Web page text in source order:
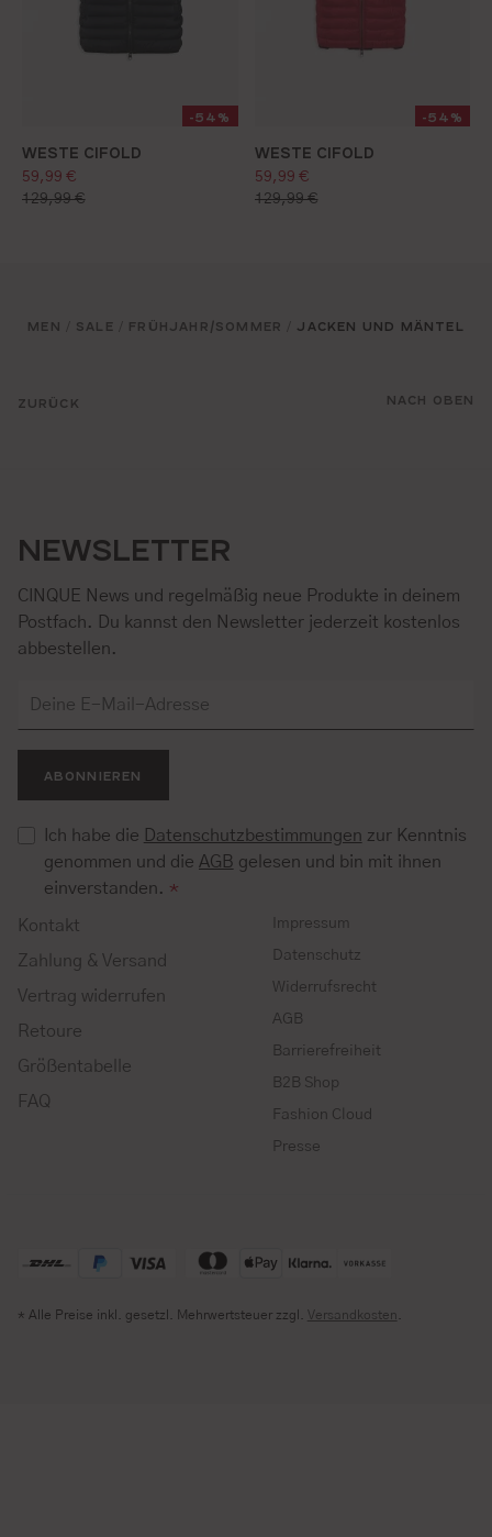
-54%
WESTE CIFOLD
verkaufspreis:
59,99 €
regulärer preis:
129,99 €
-54%
WESTE CIFOLD
verkaufspreis:
59,99 €
regulärer preis:
129,99 €
ZURÜCK
MEN SALE FRÜHJAHR/SOMMER JACKEN UND MÄNTEL
NACH OBEN
NEWSLETTER
CINQUE News und regelmäßig neue Produkte in deinem
Postfach. Du kannst den Newsletter jederzeit kostenlos
abbestellen.
ABONNIEREN
Ich habe die Datenschutzbestimmungen zur Kenntnis
genommen und die AGB gelesen und bin mit ihnen
einverstanden. *
Kontakt
Zahlung & Versand
Vertrag widerrufen
Retoure
Größentabelle
FAQ
Impressum
Datenschutz
Widerrufsrecht
AGB
Barrierefreiheit
B2B Shop
Fashion Cloud
Presse
* Alle Preise inkl. gesetzl. Mehrwertsteuer zzgl. Versandkosten